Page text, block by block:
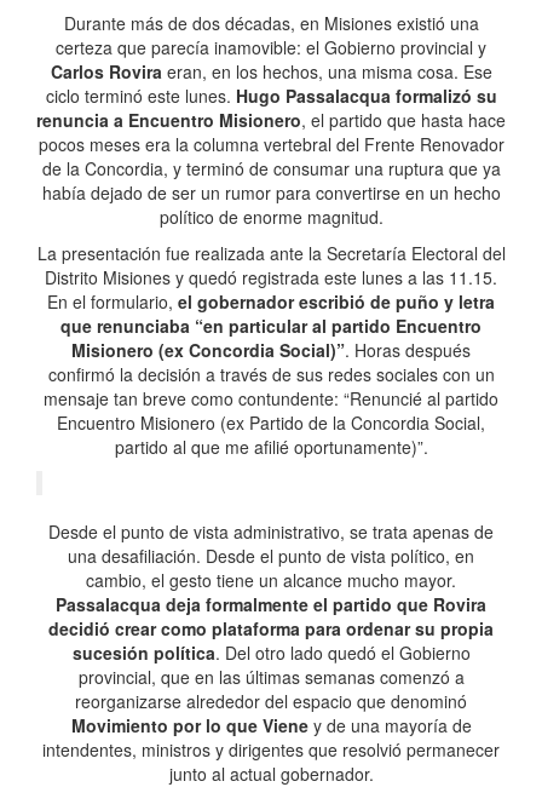
Durante más de dos décadas, en Misiones existió una
certeza que parecía inamovible: el Gobierno provincial y
Carlos Roviraeran, en los hechos, una misma cosa. Ese
ciclo terminó este lunes. Hugo Passalacqua formalizó su
renuncia a Encuentro Misionero, el partido que hasta hace
pocos meses era la columna vertebral del Frente Renovador
de la Concordia, y terminó de consumar una ruptura que ya
había dejado de ser un rumor para convertirse en un hecho
político de enorme magnitud.
La presentación fue realizada ante la Secretaría Electoral del
Distrito Misiones y quedó registrada este lunes a las 11.15.
En el formulario, el gobernador escribió de puño y letra
que renunciaba “en particular al partido Encuentro
Misionero (ex Concordia Social)”. Horas después
confirmó la decisión a través de sus redes sociales con un
mensaje tan breve como contundente: “Renuncié al partido
Encuentro Misionero (ex Partido de la Concordia Social,
partido al que me afilié oportunamente)”.
Desde el punto de vista administrativo, se trata apenas de
una desafiliación. Desde el punto de vista político, en
cambio, el gesto tiene un alcance mucho mayor.
Passalacqua deja formalmente el partido que Rovira
decidió crear como plataforma para ordenar su propia
sucesión política. Del otro lado quedó el Gobierno
provincial, que en las últimas semanas comenzó a
reorganizarse alrededor del espacio que denominó
Movimiento por lo que Vieney de una mayoría de
intendentes, ministros y dirigentes que resolvió permanecer
junto al actual gobernador.